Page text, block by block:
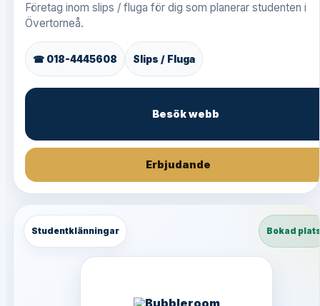
Företag inom slips / fluga för dig som planerar studenten i
Övertorneå.
☎ 018-4445608 Slips / Fluga
Besök webb
Erbjudande
Studentklänningar Bokad